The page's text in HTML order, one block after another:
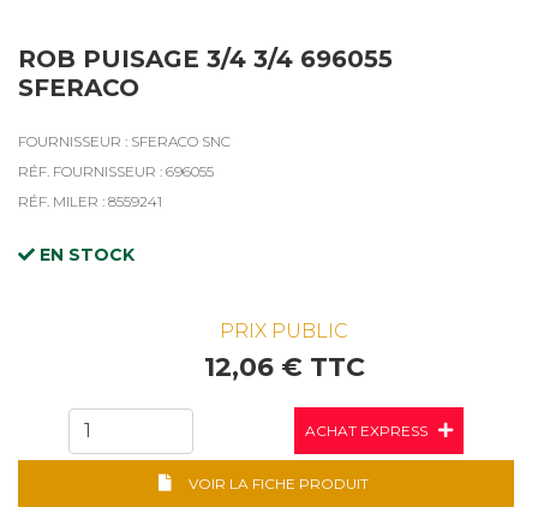
ROB PUISAGE 3/4 3/4 696055
SFERACO
FOURNISSEUR : SFERACO SNC
RÉF. FOURNISSEUR : 696055
RÉF. MILER : 8559241
EN STOCK
PRIX PUBLIC
12,06 € TTC
ACHAT EXPRESS
VOIR LA FICHE PRODUIT